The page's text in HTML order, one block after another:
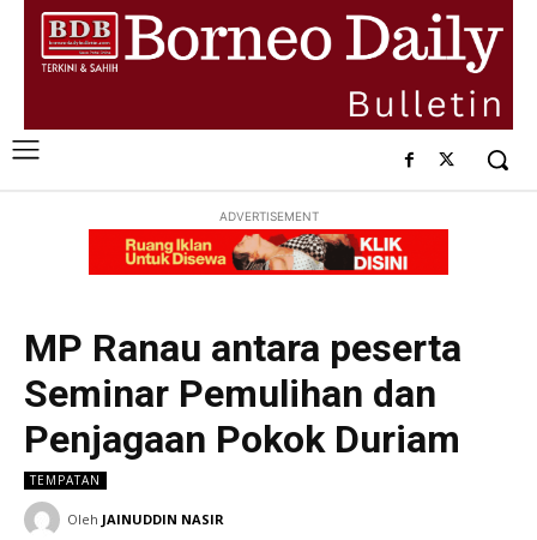
ADVERTISEMENT
MP Ranau antara peserta
Seminar Pemulihan dan
Penjagaan Pokok Duriam
TEMPATAN
Oleh JAINUDDIN NASIR